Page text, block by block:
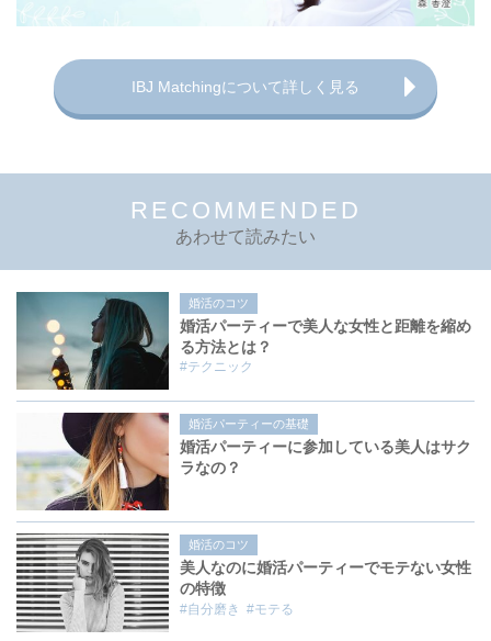
IBJ Matchingについて詳しく見る
RECOMMENDED
あわせて読みたい
婚活のコツ
婚活パーティーで美人な女性と距離を縮め
る方法とは？
#テクニック
婚活パーティーの基礎
婚活パーティーに参加している美人はサク
ラなの？
婚活のコツ
美人なのに婚活パーティーでモテない女性
の特徴
#自分磨き #モテる